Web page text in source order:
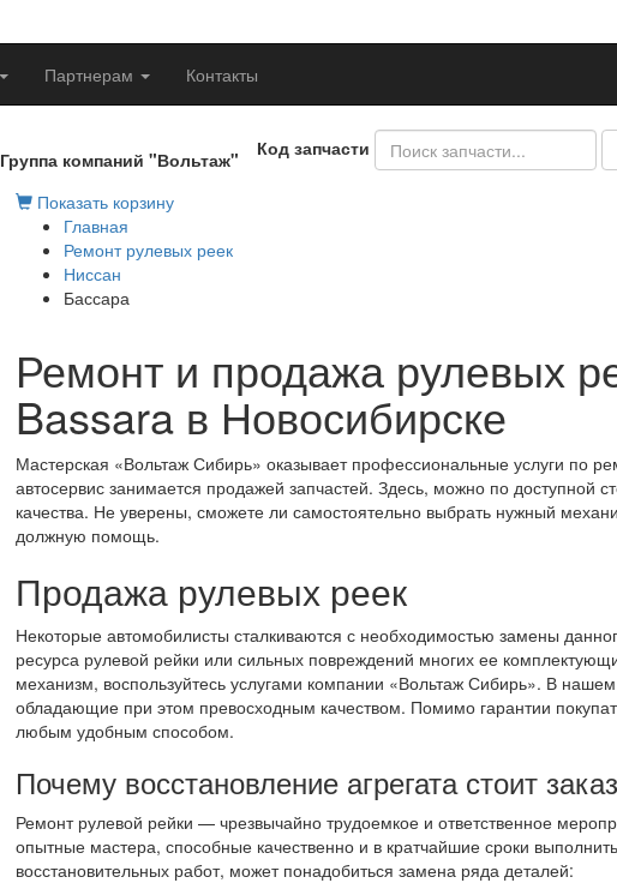
Партнерам Контакты
Группа компаний "Вольтаж"
Код запчасти
Показать корзину
Главная
Ремонт рулевых реек
Ниссан
Бассара
Ремонт и продажа рулевых
Bassara в Новосибирске
Мастерская «Вольтаж Сибирь» оказывает профессиональные услуги по
автосервис занимается продажей запчастей. Здесь, можно по доступной
качества. Не уверены, сможете ли самостоятельно выбрать нужный
должную помощь.
Продажа рулевых реек
Некоторые автомобилисты сталкиваются с необходимостью замены
ресурса рулевой рейки или сильных повреждений многих ее
механизм, воспользуйтесь услугами компании «Вольтаж Сибирь». В
обладающие при этом превосходным качеством. Помимо гарантии
любым удобным способом.
Почему восстановление агрегата стоит
Ремонт рулевой рейки — чрезвычайно трудоемкое и ответственное
опытные мастера, способные качественно и в кратчайшие сроки
восстановительных работ, может понадобиться замена ряда деталей: